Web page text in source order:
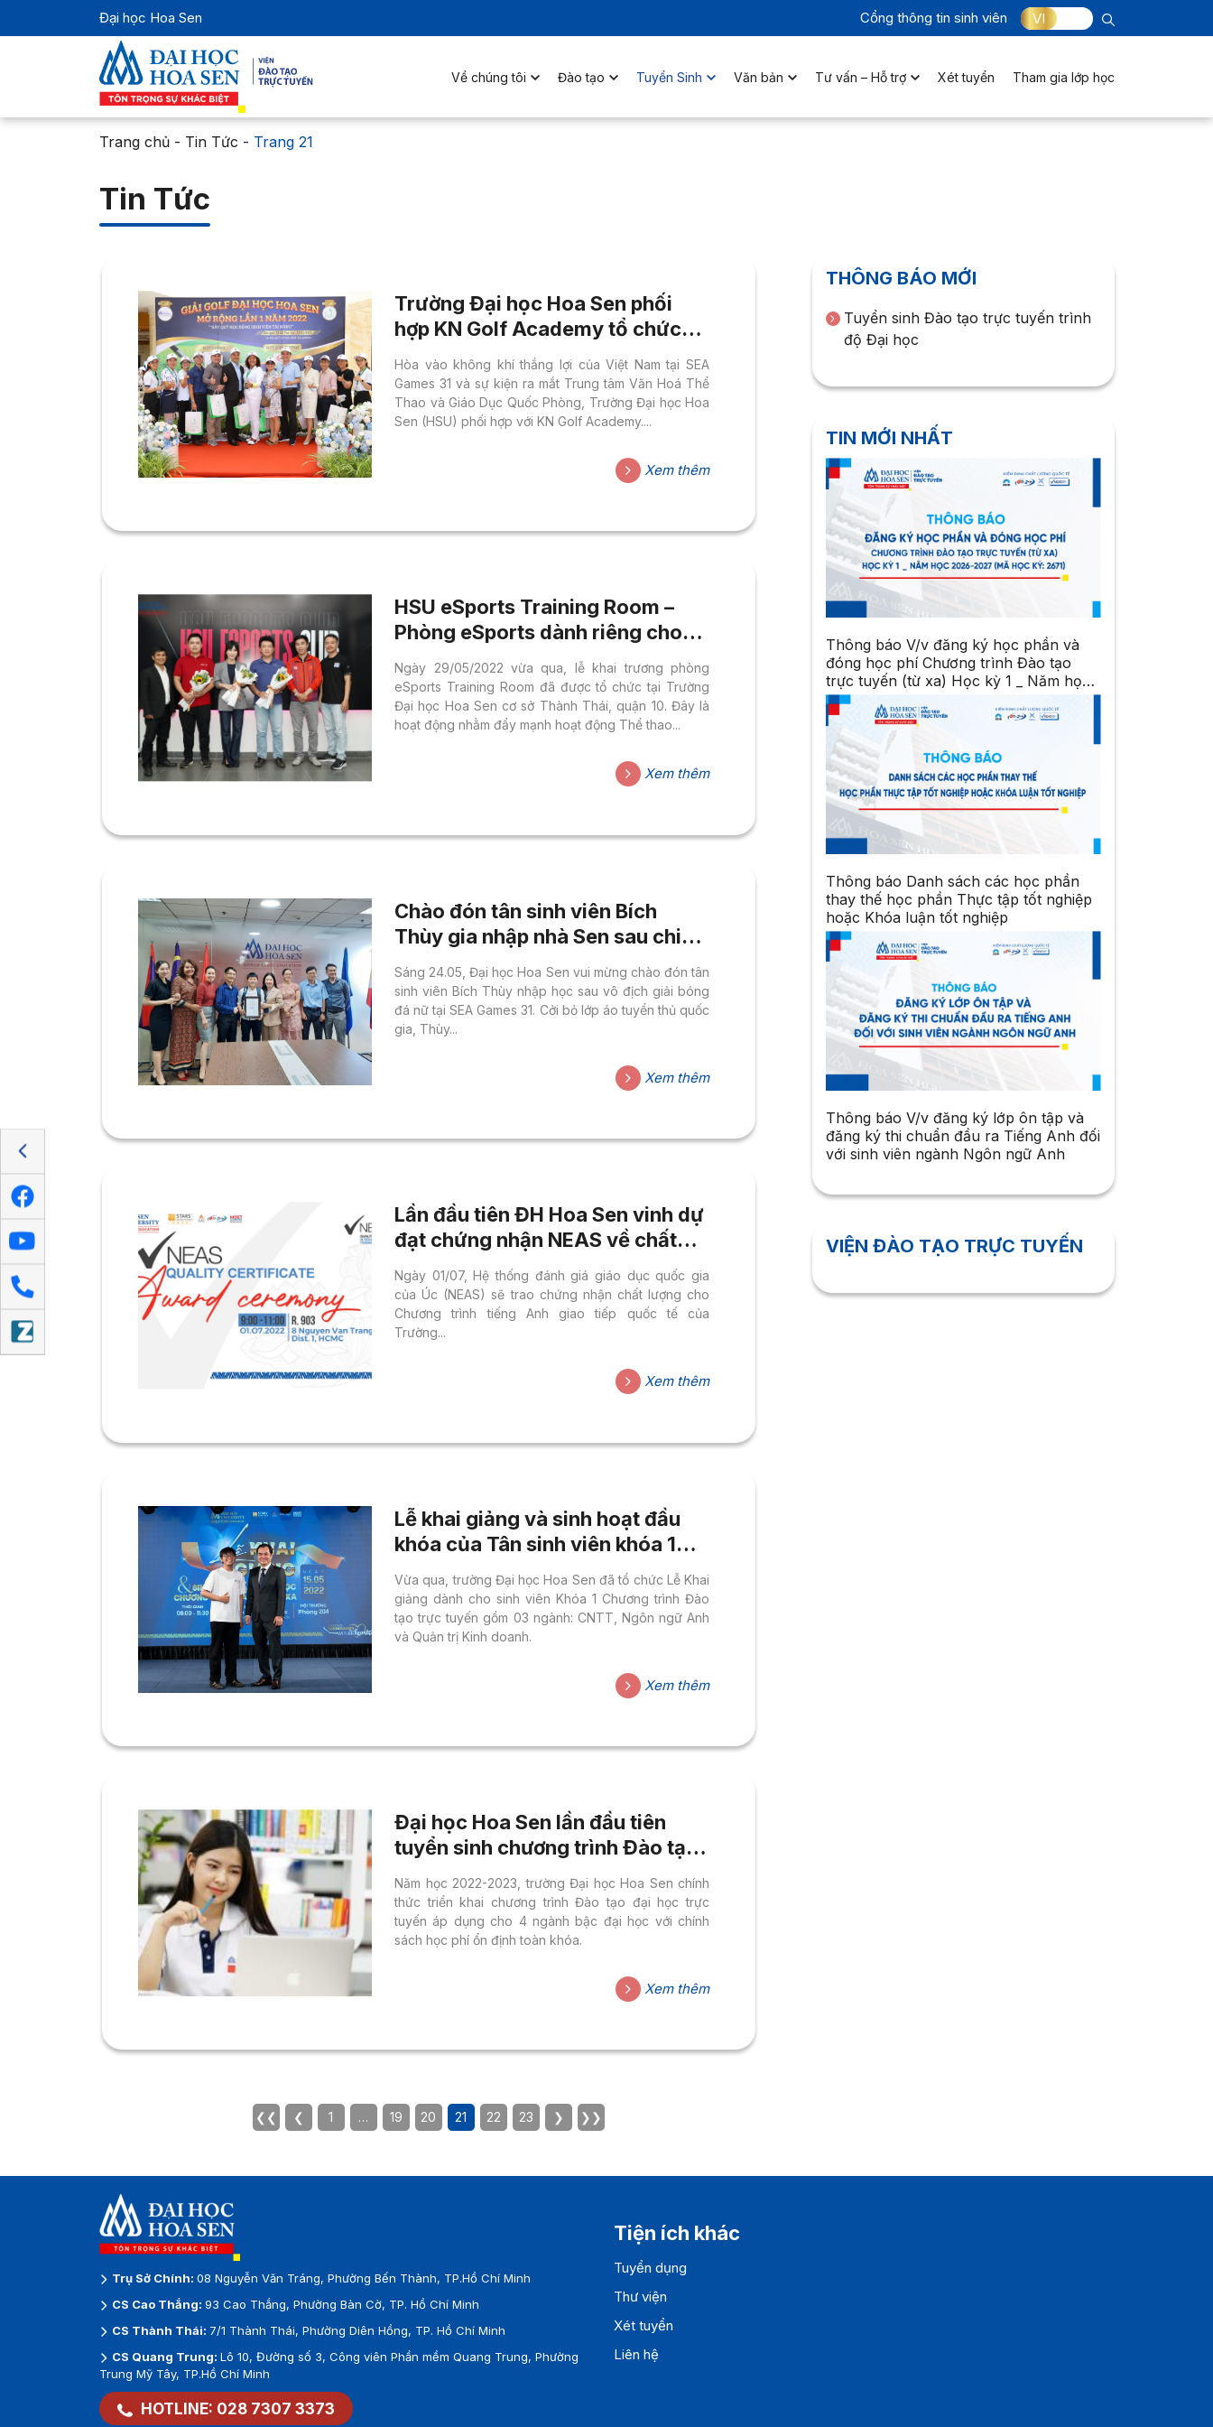
Đại học Hoa Sen Cổng thông tin sinh viên VI
Về chúng tôi Đào tạo Tuyển Sinh Văn bản Tư vấn – Hỗ trợ Xét tuyển Tham gia lớp học
Trang chủ- Tin Tức - Trang 21
Tin Tức
Trường Đại học Hoa Sen phối
hợp KN Golf Academy tổ chức
giải Golf gây quỹ học bổng cho
sinh viên
Hòa vào không khí thắng lợi của Việt Nam tại SEA
Games 31 và sự kiện ra mắt Trung tâm Văn Hoá Thể
Thao và Giáo Dục Quốc Phòng, Trường Đại học Hoa
Sen (HSU) phối hợp với KN Golf Academy....
Xem thêm
HSU eSports Training Room –
Phòng eSports dành riêng cho
sinh viên đầu tiên tại Đại học
Hoa Sen
Ngày 29/05/2022 vừa qua, lễ khai trương phòng
eSports Training Room đã được tổ chức tại Trường
Đại học Hoa Sen cơ sở Thành Thái, quận 10. Đây là
hoạt động nhằm đẩy mạnh hoạt động Thể thao...
Xem thêm
Chào đón tân sinh viên Bích
Thùy gia nhập nhà Sen sau chiến
thắng giải bóng đá nữ SEA
Games 31
Sáng 24.05, Đại học Hoa Sen vui mừng chào đón tân
sinh viên Bích Thùy nhập học sau vô địch giải bóng
đá nữ tại SEA Games 31. Cởi bỏ lớp áo tuyển thủ quốc
gia, Thùy...
Xem thêm
Lần đầu tiên ĐH Hoa Sen vinh dự
đạt chứng nhận NEAS về chất
lượng chương trình tiếng Anh
giao tiếp quốc tế
Ngày 01/07, Hệ thống đánh giá giáo dục quốc gia
của Úc (NEAS) sẽ trao chứng nhận chất lượng cho
Chương trình tiếng Anh giao tiếp quốc tế của
Trường...
Xem thêm
Lễ khai giảng và sinh hoạt đầu
khóa của Tân sinh viên khóa 1
chương trình đào tạo trực tuyến
Vừa qua, trường Đại học Hoa Sen đã tổ chức Lễ Khai
giảng dành cho sinh viên Khóa 1 Chương trình Đào
tạo trực tuyến gồm 03 ngành: CNTT, Ngôn ngữ Anh
và Quản trị Kinh doanh.
Xem thêm
Đại học Hoa Sen lần đầu tiên
tuyển sinh chương trình Đào tạo
Đại học trực tuyến
Năm học 2022-2023, trường Đại học Hoa Sen chính
thức triển khai chương trình Đào tạo đại học trực
tuyến áp dụng cho 4 ngành bậc đại học với chính
sách học phí ổn định toàn khóa.
Xem thêm
❮❮ ❮ 1 … 19 20 21 22 23 ❯ ❯❯
THÔNG BÁO MỚI
Tuyển sinh Đào tạo trực tuyến trình
độ Đại học
TIN MỚI NHẤT
Thông báo V/v đăng ký học phần và
đóng học phí Chương trình Đào tạo
trực tuyến (từ xa) Học kỳ 1 _ Năm học
2026-2027 (Mã Học kỳ: 2671)
Thông báo Danh sách các học phần
thay thế học phần Thực tập tốt nghiệp
hoặc Khóa luận tốt nghiệp
Thông báo V/v đăng ký lớp ôn tập và
đăng ký thi chuẩn đầu ra Tiếng Anh đối
với sinh viên ngành Ngôn ngữ Anh
VIỆN ĐÀO TẠO TRỰC TUYẾN
Trụ Sở Chính: 08 Nguyễn Văn Tráng, Phường Bến Thành, TP.Hồ Chí Minh
CS Cao Thắng: 93 Cao Thắng, Phường Bàn Cờ, TP. Hồ Chí Minh
CS Thành Thái: 7/1 Thành Thái, Phường Diên Hồng, TP. Hồ Chí Minh
CS Quang Trung: Lô 10, Đường số 3, Công viên Phần mềm Quang Trung, Phường
Trung Mỹ Tây, TP.Hồ Chí Minh
HOTLINE: 028 7307 3373
Tiện ích khác
Tuyển dụng
Thư viện
Xét tuyển
Liên hệ